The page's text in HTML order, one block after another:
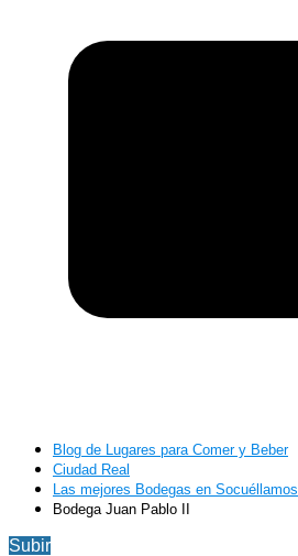
Blog de Lugares para Comer y Beber
Ciudad Real
Las mejores Bodegas en Socuéllamos
Bodega Juan Pablo II
Subir